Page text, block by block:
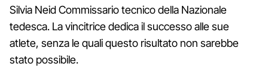
Silvia Neid Commissario tecnico della Nazionale
tedesca. La vincitrice dedica il successo alle sue
atlete, senza le quali questo risultato non sarebbe
stato possibile.